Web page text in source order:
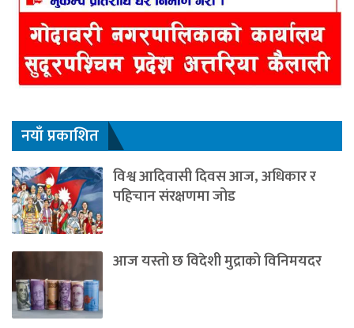
नयाँ प्रकाशित
विश्व आदिवासी दिवस आज, अधिकार र
पहिचान संरक्षणमा जोड
आज यस्तो छ विदेशी मुद्राको विनिमयदर